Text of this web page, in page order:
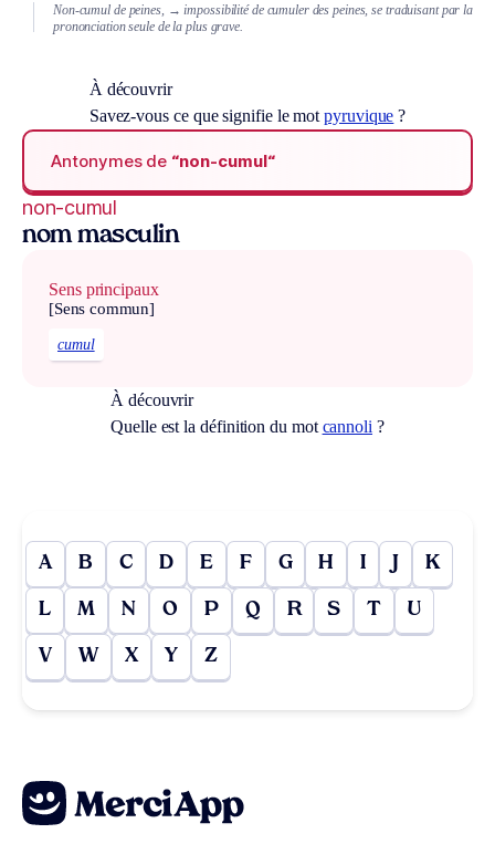
Non-cumul de peines, → impossibilité de cumuler des peines, se traduisant par la
prononciation seule de la plus grave.
À découvrir
Savez-vous ce que signifie le motpyruvique ?
Antonymes de “non-cumul“
non-cumul
nom masculin
Sens principaux
[Sens commun]
cumul
À découvrir
Quelle est la définition du mot cannoli ?
A B C D E F G H I J K
L M N O P Q R S T U
V W X Y Z